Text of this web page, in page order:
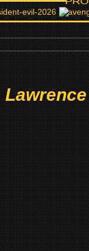
Lawrence